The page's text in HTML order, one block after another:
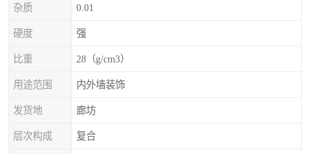
杂质 0.01
硬度 强
比重 28（g/cm3）
用途范围 内外墙装饰
发货地 廊坊
层次构成 复合